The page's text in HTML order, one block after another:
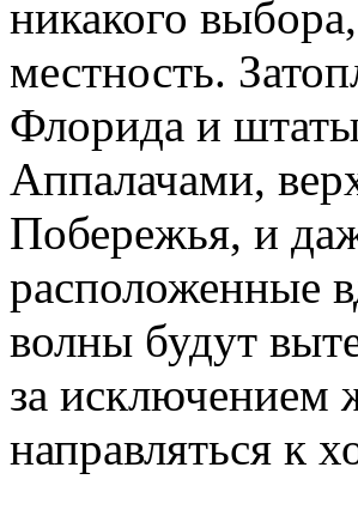
никакого
местность.
Флорида и
Аппалачами,
Побережья, и
расположенные
волны будут
за исключением
направляться к